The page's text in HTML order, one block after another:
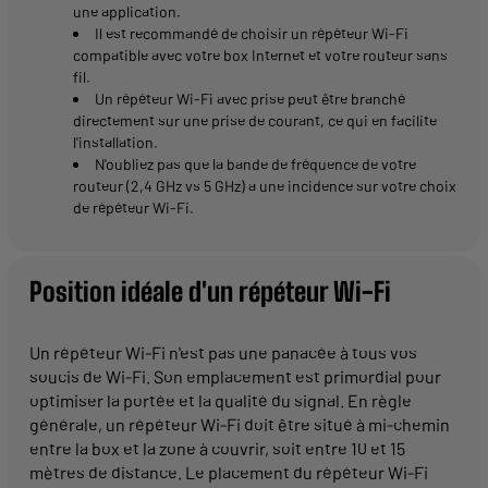
une application.
Il est recommandé de choisir un répéteur Wi-Fi
compatible avec votre box Internet et votre routeur sans
fil.
Un répéteur Wi-Fi avec prise peut être branché
directement sur une prise de courant, ce qui en facilite
l'installation.
N'oubliez pas que la bande de fréquence de votre
routeur (2,4 GHz vs 5 GHz) a une incidence sur votre choix
de répéteur Wi-Fi.
Position idéale d'un répéteur Wi-Fi
Un répéteur Wi-Fi n'est pas une panacée à tous vos
soucis de Wi-Fi. Son emplacement est primordial pour
optimiser la portée et la qualité du signal. En règle
générale, un répéteur Wi-Fi doit être situé à mi-chemin
entre la box et la zone à couvrir, soit entre 10 et 15
mètres de distance. Le placement du répéteur Wi-Fi